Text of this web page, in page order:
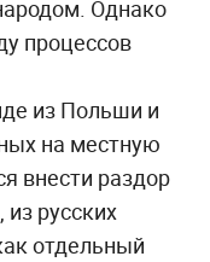
Однако
процессов
из Польши и
на местную
внести раздор
русских
отдельный